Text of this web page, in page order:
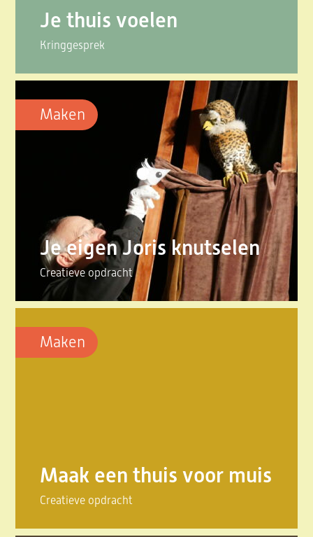
Je thuis voelen
Kringgesprek
Maken
Je eigen Joris knutselen
Creatieve opdracht
Maken
Maak een thuis voor muis
Creatieve opdracht